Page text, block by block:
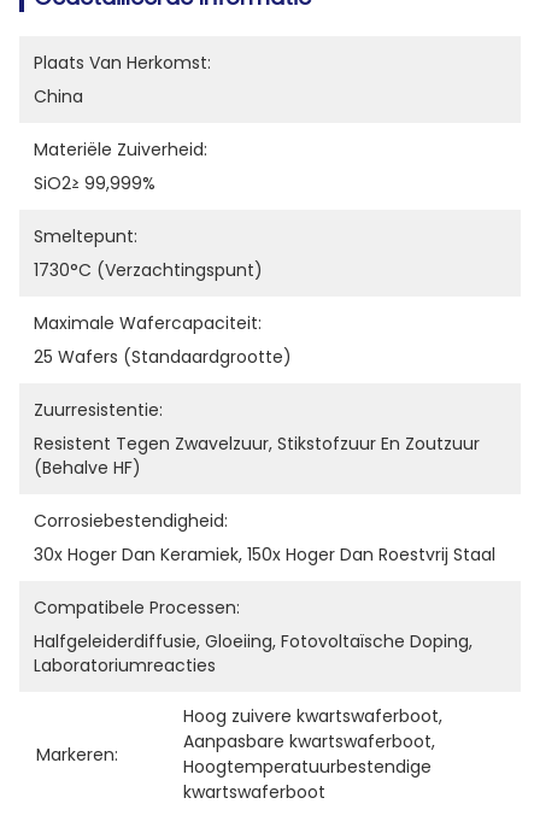
Plaats Van Herkomst:
China
Materiële Zuiverheid:
SiO2≥ 99,999%
Smeltepunt:
1730°C (verzachtingspunt)
Maximale Wafercapaciteit:
25 Wafers (standaardgrootte)
Zuurresistentie:
Resistent Tegen Zwavelzuur, Stikstofzuur En Zoutzuur
(behalve HF)
Corrosiebestendigheid:
30x Hoger Dan Keramiek, 150x Hoger Dan Roestvrij Staal
Compatibele Processen:
Halfgeleiderdiffusie, Gloeiing, Fotovoltaïsche Doping,
Laboratoriumreacties
Markeren:
Hoog zuivere kwartswaferboot,
Aanpasbare kwartswaferboot,
Hoogtemperatuurbestendige
kwartswaferboot